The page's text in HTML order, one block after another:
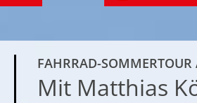
FAHRRAD-
Mit Matthias